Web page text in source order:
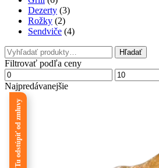
Tu odstúpiť od zmluvy
Dezerty (3)
Rožky (2)
Sendviče (4)
Search
for:
Hľadať
Filtrovať podľa ceny
Minimálna
cena
Maximálna
cena
Najpredávanejšie